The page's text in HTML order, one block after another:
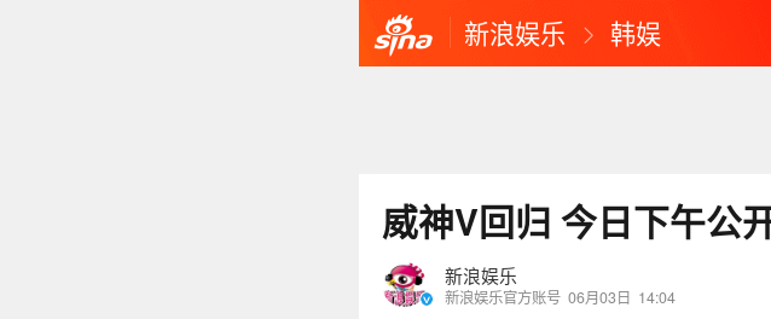
新浪娱乐 韩娱
威神V回归 今日下午公
新浪娱乐
新浪娱乐官方账号 06月03日 14:04